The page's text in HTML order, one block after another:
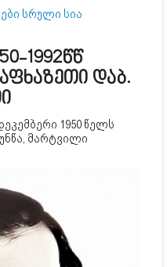
სრული სია
1992წწ
დაბ.
1950 წელს
მარტვილი